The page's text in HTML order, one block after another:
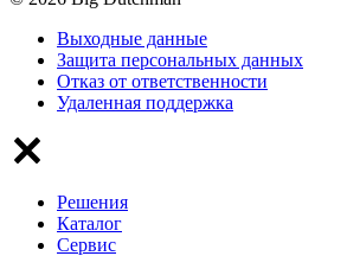
Выходные данные
Защита персональных данных
Отказ от ответственности
Удаленная поддержка
Решения
Каталог
Сервис